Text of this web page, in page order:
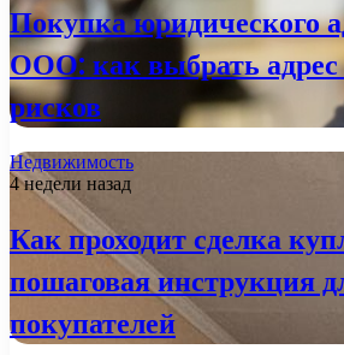
Покупка юридического
ООО: как выбрать адрес
рисков
Недвижимость
4 недели назад
Как проходит сделка
пошаговая инструкция
покупателей